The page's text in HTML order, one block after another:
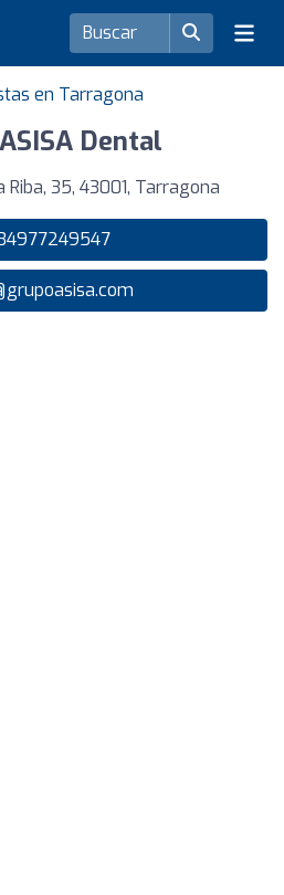
en Tarragona
Dental
Riba, 35, 43001, Tarragona